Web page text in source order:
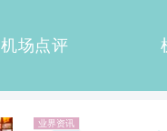
机场点评
业界资讯